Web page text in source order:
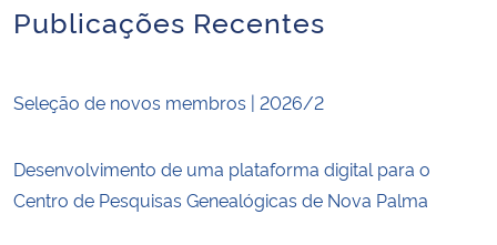
Publicações Recentes
Seleção de novos membros | 2026/2
Desenvolvimento de uma plataforma digital para o
Centro de Pesquisas Genealógicas de Nova Palma